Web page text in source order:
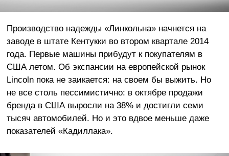
Производство надежды «Линкольна» начнется на
заводе в штате Кентукки во втором квартале 2014
года. Первые машины прибудут к покупателям в
США летом. Об экспансии на европейской рынок
Lincoln пока не заикается: на своем бы выжить. Но
не все столь пессимистично: в октябре продажи
бренда в США выросли на 38% и достигли семи
тысяч автомобилей. Но и это вдвое меньше даже
показателей «Кадиллака».